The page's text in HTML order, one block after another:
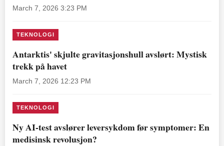
March 7, 2026 3:23 PM
TEKNOLOGI
Antarktis' skjulte gravitasjonshull avslørt: Mystisk
trekk på havet
March 7, 2026 12:23 PM
TEKNOLOGI
Ny AI-test avslører leversykdom før symptomer: En
medisinsk revolusjon?